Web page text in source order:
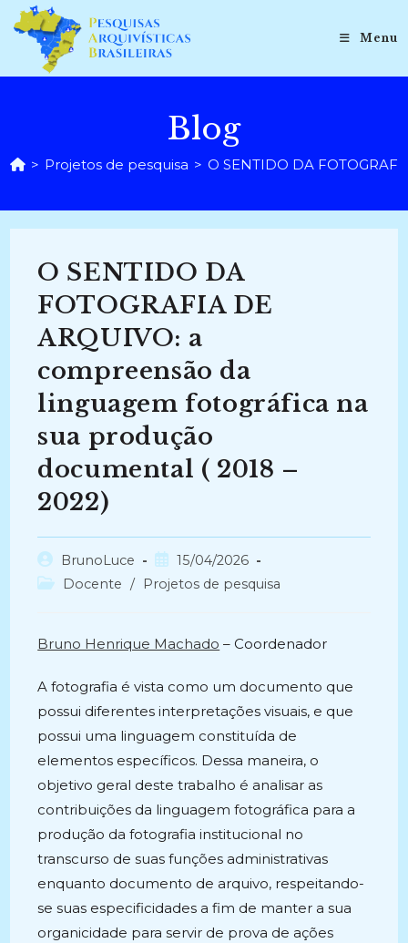
para
conteúdo
Menu
Blog
> Projetos de pesquisa > O SENTIDO DA
O SENTIDO DA
FOTOGRAFIA DE
ARQUIVO: a
compreensão da
linguagem fotográfica na
sua produção
documental ( 2018 –
2022)
Autor
do
BrunoLuce
Post
publicado:
15/04/2026
Categoria
Docente / Projetos de pesquisa
Bruno Henrique Machado – Coordenador
A fotografia é vista como um documento que
possui diferentes interpretações visuais, e que
possui uma linguagem constituída de
elementos específicos. Dessa maneira, o
objetivo geral deste trabalho é analisar as
contribuições da linguagem fotográfica para a
produção da fotografia institucional no
transcurso de suas funções administrativas
enquanto documento de arquivo, respeitando-
se suas especificidades a fim de manter a sua
organicidade para servir de prova de ações